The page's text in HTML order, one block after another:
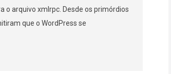
o arquivo xmlrpc. Desde os primórdios
que o WordPress se